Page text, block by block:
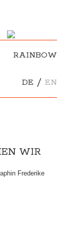
RAINBOW
DE / EN
WIR
Frederike